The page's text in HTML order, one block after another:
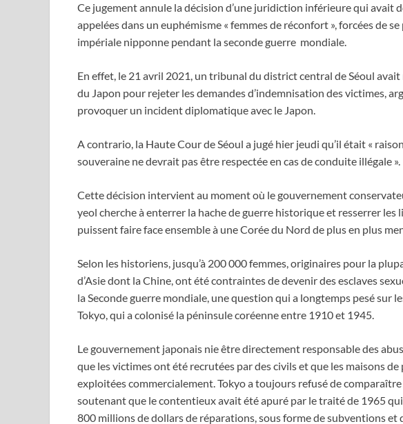
Ce jugement annule la décision d’une juridiction inférieure qui avait
appelées dans un euphémisme « femmes de réconfort », forcées de
impériale nipponne pendant la seconde guerre mondiale.
En effet, le 21 avril 2021, un tribunal du district central de Séoul avait
du Japon pour rejeter les demandes d’indemnisation des victimes,
provoquer un incident diplomatique avec le Japon.
A contrario, la Haute Cour de Séoul a jugé hier jeudi qu’il était «
souveraine ne devrait pas être respectée en cas de conduite illégale ».
Cette décision intervient au moment où le gouvernement
yeol cherche à enterrer la hache de guerre historique et resserrer les
puissent faire face ensemble à une Corée du Nord de plus en plus
Selon les historiens, jusqu’à 200 000 femmes, originaires pour la
d’Asie dont la Chine, ont été contraintes de devenir des esclaves
la Seconde guerre mondiale, une question qui a longtemps pesé sur
Tokyo, qui a colonisé la péninsule coréenne entre 1910 et 1945.
Le gouvernement japonais nie être directement responsable des
que les victimes ont été recrutées par des civils et que les maisons
exploitées commercialement. Tokyo a toujours refusé de
soutenant que le contentieux avait été apuré par le traité de 1965
800 millions de dollars de réparations, sous forme de subventions et